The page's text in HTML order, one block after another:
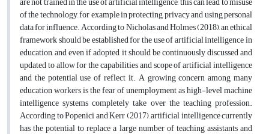
of the technology, for example in protecting privacy and using personal
data for influence. According to Nicholas and Holmes (2018), an ethical
framework should be established for the use of artificial intelligence in
education, and even if adopted, it should be continuously discussed and
updated to allow for the capabilities and scope of artificial intelligence
and the potential use of reflect it. A growing concern among many
education workers is the fear of unemployment as high-level machine
intelligence systems completely take over the teaching profession.
According to Popenici and Kerr (2017), artificial intelligence currently
has the potential to replace a large number of teaching assistants and